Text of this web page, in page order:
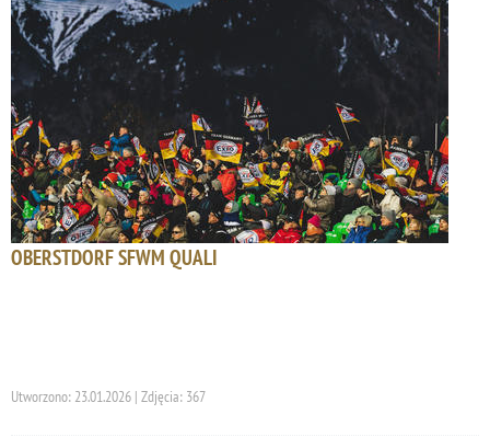
OBERSTDORF SFWM QUALI
Utworzono: 23.01.2026 | Zdjęcia: 367